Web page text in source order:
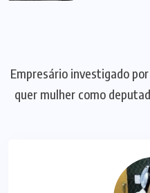
Empresário investigado
quer mulher como